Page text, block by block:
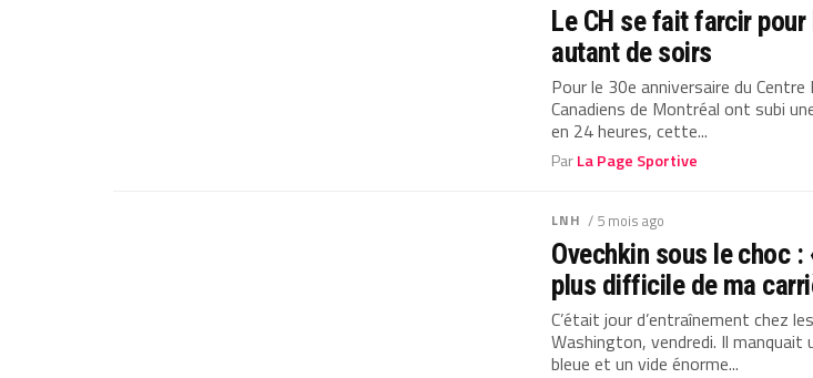
Le CH se fait farcir
autant de soirs
Pour le 30e anniversaire du Centre
Canadiens de Montréal ont subi
en 24 heures, cette...
ParLa Page Sportive
LNH / 5 mois ago
Ovechkin sous le choc :
plus difficile de ma
C’était jour d’entraînement chez
Washington, vendredi. Il manquait
bleue et un vide énorme...